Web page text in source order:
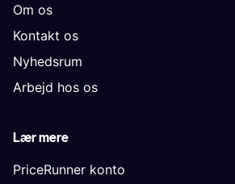
Om os
Kontakt os
Nyhedsrum
Arbejd hos os
Lær mere
PriceRunner konto